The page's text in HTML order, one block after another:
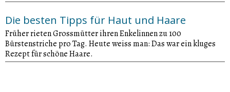
Die besten Tipps für Haut und Haare
Früher rieten Grossmütter ihren Enkelinnen zu 100
Bürstenstriche pro Tag. Heute weiss man: Das war ein kluges
Rezept für schöne Haare.